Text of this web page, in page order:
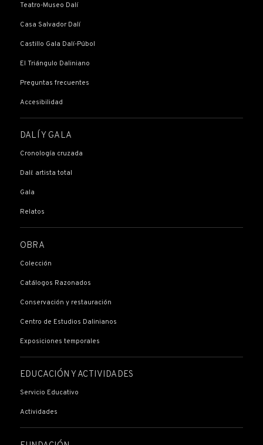
Teatro-Museo Dalí
Casa Salvador Dalí
Castillo Gala Dalí-Púbol
El Triángulo Daliniano
Preguntas frecuentes
Accesibilidad
DALÍ Y GALA
Cronología cruzada
Dalí: artista total
Gala
Relatos
OBRA
Colección
Catálogos Razonados
Conservación y restauración
Centro de Estudios Dalinianos
Exposiciones temporales
EDUCACIÓN Y ACTIVIDADES
Servicio Educativo
Actividades